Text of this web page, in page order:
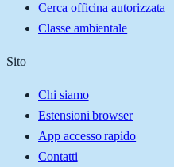
Cerca officina autorizzata
Classe ambientale
Sito
Chi siamo
Estensioni browser
App accesso rapido
Contatti